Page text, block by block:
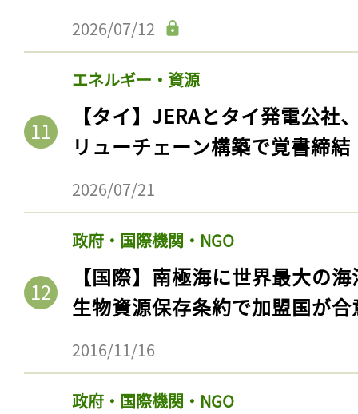
2026/07/12
エネルギー・資源
【タイ】JERAとタイ発電公社
リューチェーン構築で覚書締結
2026/07/21
政府・国際機関・NGO
【国際】南極海に世界最大の
生物資源保存条約で加盟国が合
2016/11/16
政府・国際機関・NGO